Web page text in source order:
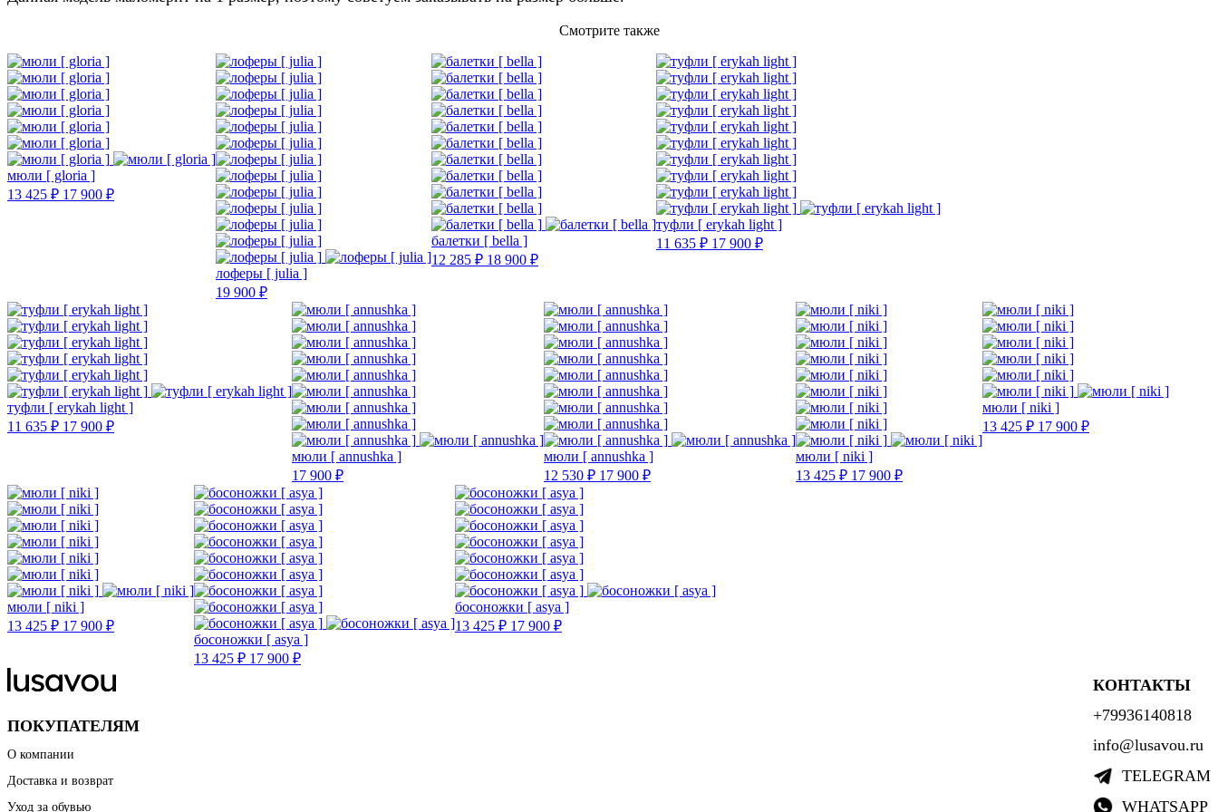
Смотрите также
мюли [ gloria ]
13 425 ₽ 17 900 ₽
лоферы [ julia ]
19 900 ₽
балетки [ bella ]
12 285 ₽ 18 900 ₽
туфли [ erykah light ]
11 635 ₽ 17 900 ₽
туфли [ erykah light ]
11 635 ₽ 17 900 ₽
мюли [ annushka ]
17 900 ₽
мюли [ annushka ]
12 530 ₽ 17 900 ₽
мюли [ niki ]
13 425 ₽ 17 900 ₽
мюли [ niki ]
13 425 ₽ 17 900 ₽
мюли [ niki ]
13 425 ₽ 17 900 ₽
босоножки [ asya ]
13 425 ₽ 17 900 ₽
босоножки [ asya ]
13 425 ₽ 17 900 ₽
ПОКУПАТЕЛЯМ
О компании
Доставка и возврат
Уход за обувью
КОНТАКТЫ
+79936140818
info@lusavou.ru
TELEGRAM
WHATSAPP